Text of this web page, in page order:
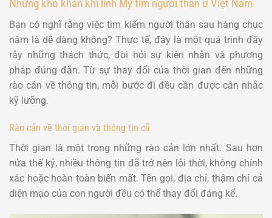
Những khó khăn khi lính Mỹ tìm người thân ở Việt Nam
Bạn có nghĩ rằng việc tìm kiếm người thân sau hàng chục
năm là dễ dàng không? Thực tế, đây là một quá trình đầy
rẫy những thách thức, đòi hỏi sự kiên nhẫn và phương
pháp đúng đắn. Từ sự thay đổi của thời gian đến những
rào cản về thông tin, mỗi bước đi đều cần được cân nhắc
kỹ lưỡng.
Rào cản về thời gian và thông tin cũ
Thời gian là một trong những rào cản lớn nhất. Sau hơn
nửa thế kỷ, nhiều thông tin đã trở nên lỗi thời, không chính
xác hoặc hoàn toàn biến mất. Tên gọi, địa chỉ, thậm chí cả
diện mạo của con người đều có thể thay đổi đáng kể.